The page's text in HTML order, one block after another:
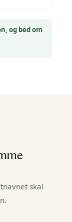
og bed om
skal